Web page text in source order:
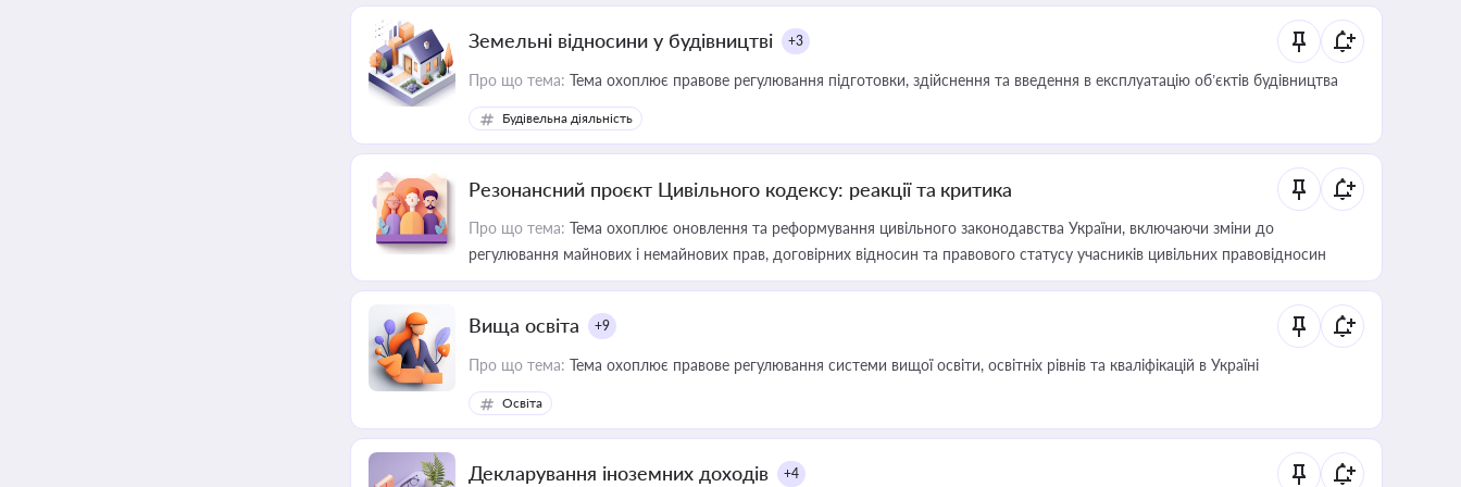
Земельні відносини у будівництві +3
Про що тема: Тема охоплює правове регулювання підготовки, здійснення та введення в експлуатацію об’єктів будівництва
Будівельна діяльність
Резонансний проєкт Цивільного кодексу: реакції та критика
Про що тема: Тема охоплює оновлення та реформування цивільного законодавства України, включаючи зміни до
регулювання майнових і немайнових прав, договірних відносин та правового статусу учасників цивільних правовідносин
Вища освіта +9
Про що тема: Тема охоплює правове регулювання системи вищої освіти, освітніх рівнів та кваліфікацій в Україні
Освіта
Декларування іноземних доходів +4